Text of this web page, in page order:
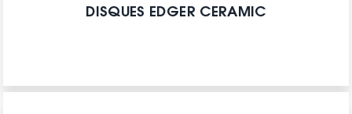
DISQUES EDGER CERAMIC